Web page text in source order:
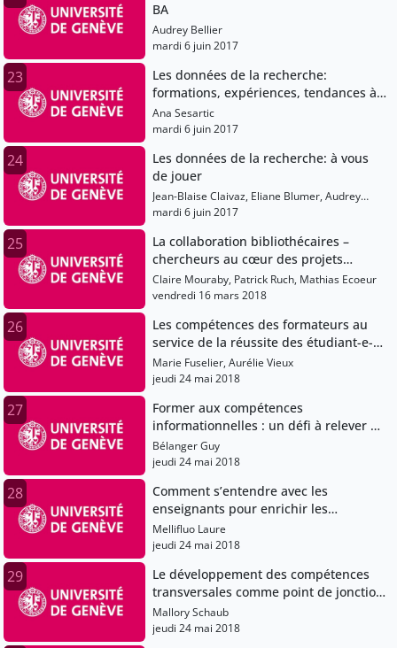
BA
Audrey Bellier
mardi 6 juin 2017
23
Les données de la recherche:
formations, expériences, tendances à
l'ETH Zurich
Ana Sesartic
mardi 6 juin 2017
24
Les données de la recherche: à vous
de jouer
Jean-Blaise Claivaz, Eliane Blumer, Audrey
Bellier, Ana Sesartic
mardi 6 juin 2017
25
La collaboration bibliothécaires –
chercheurs au cœur des projets
d’humanités numériques
Claire Mouraby, Patrick Ruch, Mathias Ecoeur
vendredi 16 mars 2018
26
Les compétences des formateurs au
service de la réussite des étudiant-e-s:
introduction
Marie Fuselier, Aurélie Vieux
jeudi 24 mai 2018
27
Former aux compétences
informationnelles : un défi à relever en
équipe !
Bélanger Guy
jeudi 24 mai 2018
28
Comment s’entendre avec les
enseignants pour enrichir les
formations aux compétences
informationnelles ?
Mellifluo Laure
jeudi 24 mai 2018
29
Le développement des compétences
transversales comme point de jonction
entre facultés et services communs de
l’Université
Mallory Schaub
jeudi 24 mai 2018